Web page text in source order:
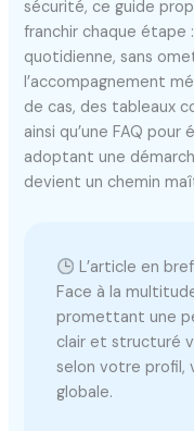
sécurité, ce guide
franchir chaque étape
quotidienne, sans
l’accompagnement
de cas, des tableaux
ainsi qu’une FAQ
adoptant une
devient un chemin
L’article en bref
Face à la
promettant une
clair et structuré
selon votre profil,
globale.